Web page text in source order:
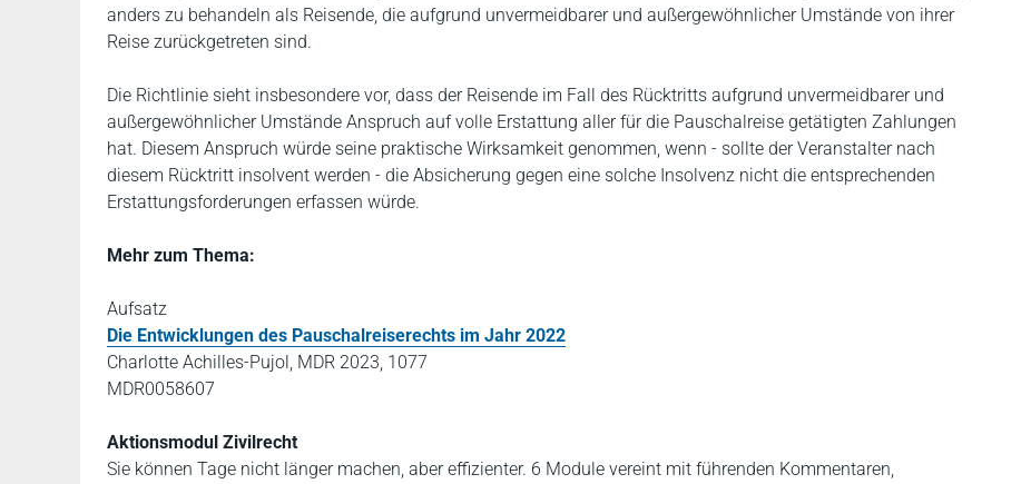
anders zu behandeln als Reisende, die aufgrund unvermeidbarer und außergewöhnlicher Umstände von ihrer
Reise zurückgetreten sind.
Die Richtlinie sieht insbesondere vor, dass der Reisende im Fall des Rücktritts aufgrund unvermeidbarer und
außergewöhnlicher Umstände Anspruch auf volle Erstattung aller für die Pauschalreise getätigten Zahlungen
hat. Diesem Anspruch würde seine praktische Wirksamkeit genommen, wenn - sollte der Veranstalter nach
diesem Rücktritt insolvent werden - die Absicherung gegen eine solche Insolvenz nicht die entsprechenden
Erstattungsforderungen erfassen würde.
Mehr zum Thema:
Aufsatz
Die Entwicklungen des Pauschalreiserechts im Jahr 2022
Charlotte Achilles-Pujol, MDR 2023, 1077
MDR0058607
Aktionsmodul Zivilrecht
Sie können Tage nicht länger machen, aber effizienter. 6 Module vereint mit führenden Kommentaren,